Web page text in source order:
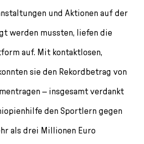
und Aktionen auf der
werden mussten, liefen die
auf. Mit kontaktlosen,
sie den Rekordbetrag von
– insgesamt verdankt
den Sportlern gegen
als drei Millionen Euro